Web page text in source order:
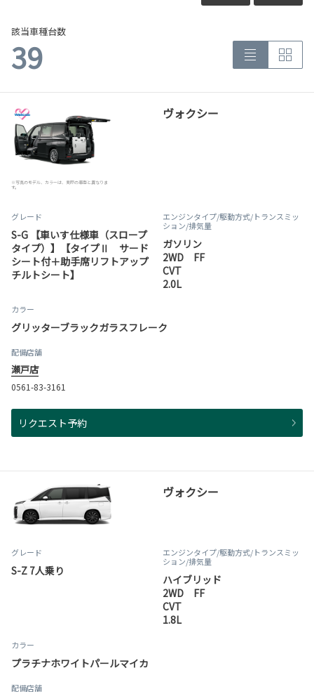
該当車種台数
39
ヴォクシー
※写真のモデル、カラーは、実際の車両と異なりま
す。
グレード
S-G 【車いす仕様車（スロープ
タイプ）】【タイプⅡ サード
シート付＋助手席リフトアップ
チルトシート】
エンジンタイプ/駆動方式/トランスミッ
ション/排気量
ガソリン
2WD FF
CVT
2.0L
カラー
グリッターブラックガラスフレーク
配備店舗
瀬戸店
0561-83-3161
リクエスト予約
ヴォクシー
グレード
S-Z 7人乗り
エンジンタイプ/駆動方式/トランスミッ
ション/排気量
ハイブリッド
2WD FF
CVT
1.8L
カラー
プラチナホワイトパールマイカ
配備店舗